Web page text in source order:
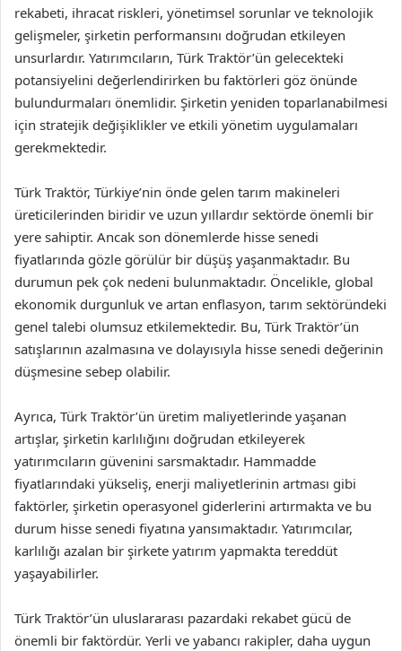
rekabeti, ihracat riskleri, yönetimsel sorunlar ve teknolojik
gelişmeler, şirketin performansını doğrudan etkileyen
unsurlardır. Yatırımcıların, Türk Traktör’ün gelecekteki
potansiyelini değerlendirirken bu faktörleri göz önünde
bulundurmaları önemlidir. Şirketin yeniden toparlanabilmesi
için stratejik değişiklikler ve etkili yönetim uygulamaları
gerekmektedir.
Türk Traktör, Türkiye’nin önde gelen tarım makineleri
üreticilerinden biridir ve uzun yıllardır sektörde önemli bir
yere sahiptir. Ancak son dönemlerde hisse senedi
fiyatlarında gözle görülür bir düşüş yaşanmaktadır. Bu
durumun pek çok nedeni bulunmaktadır. Öncelikle, global
ekonomik durgunluk ve artan enflasyon, tarım sektöründeki
genel talebi olumsuz etkilemektedir. Bu, Türk Traktör’ün
satışlarının azalmasına ve dolayısıyla hisse senedi değerinin
düşmesine sebep olabilir.
Ayrıca, Türk Traktör’ün üretim maliyetlerinde yaşanan
artışlar, şirketin karlılığını doğrudan etkileyerek
yatırımcıların güvenini sarsmaktadır. Hammadde
fiyatlarındaki yükseliş, enerji maliyetlerinin artması gibi
faktörler, şirketin operasyonel giderlerini artırmakta ve bu
durum hisse senedi fiyatına yansımaktadır. Yatırımcılar,
karlılığı azalan bir şirkete yatırım yapmakta tereddüt
yaşayabilirler.
Türk Traktör’ün uluslararası pazardaki rekabet gücü de
önemli bir faktördür. Yerli ve yabancı rakipler, daha uygun